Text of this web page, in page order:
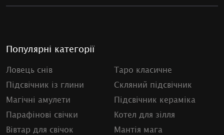
Популярні категорії
Ловець снів
Таро класичне
Підсвічник із глини
Скляний підсвічник
Магічні амулети
Підсвічник кераміка
Парафінові свічки
Котел для зілля
Вівтар для свічок
Мантія мага